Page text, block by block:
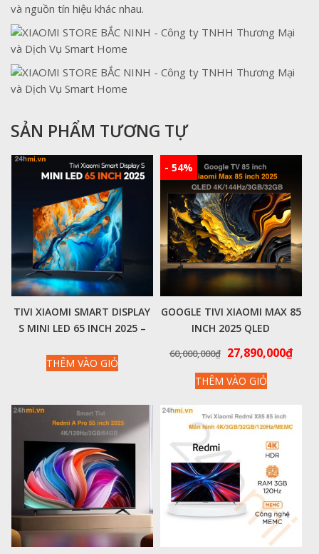
và nguồn tín hiệu khác nhau.
SẢN PHẨM TƯƠNG TỰ
TIVI XIAOMI SMART DISPLAY
S MINI LED 65 INCH 2025 –
CPU QUAD CORTEX – CHÍNH
THÊM VÀO GIỎ
- 54%
GOOGLE TIVI XIAOMI MAX 85
INCH 2025 QLED
4K/144HZ/3GB/32GB – CHÍNH
HÃNG QUỐC TẾ
60,000,000₫ Giá
là:
27,890,000₫Giá
THÊM VÀO GIỎ